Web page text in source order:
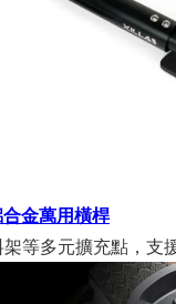
金萬用橫桿
等多元擴充點，支